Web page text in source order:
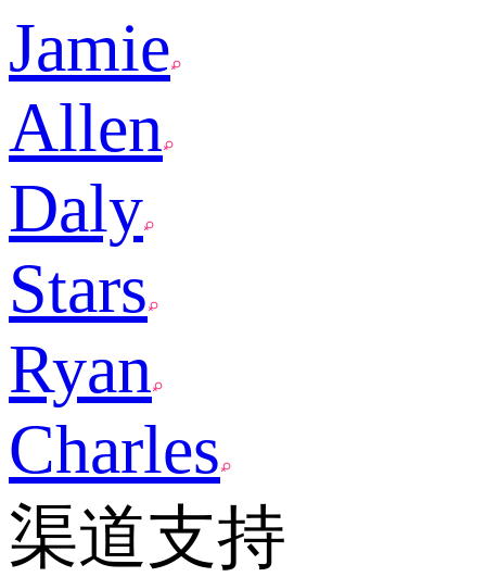
Jamie
Allen
Daly
Stars
Ryan
Charles
渠道支持